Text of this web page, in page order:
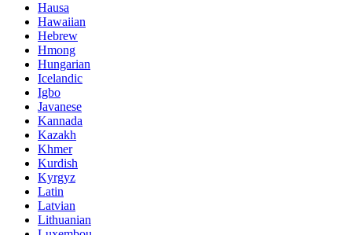
Hausa
Hawaiian
Hebrew
Hmong
Hungarian
Icelandic
Igbo
Javanese
Kannada
Kazakh
Khmer
Kurdish
Kyrgyz
Latin
Latvian
Lithuanian